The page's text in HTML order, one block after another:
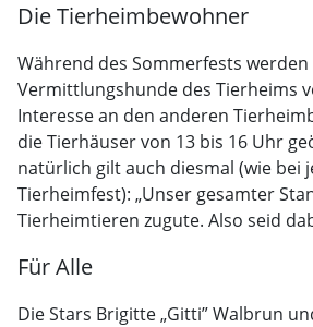
Die Tierheimbewohner
Während des Sommerfests
Vermittlungshunde des Tierheims
Interesse an den anderen
die Tierhäuser von 13 bis 16 Uhr
natürlich gilt auch diesmal (wie bei
Tierheimfest): „Unser gesamter
Tierheimtieren zugute. Also seid
Für Alle
Die Stars Brigitte „Gitti” Walbrun